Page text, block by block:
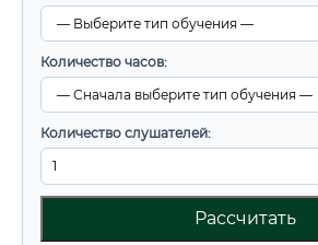
Количество часов:
Количество слушателей:
Рассчитать